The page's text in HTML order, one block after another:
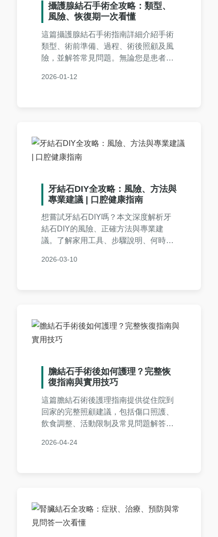
攝護腺結石手術全攻略：類型、
風險、恢復期一次看懂
這篇攝護腺結石手術指南詳細介紹手術
類型、術前準備、過程、術後照顧及風
險，並解答常見問題。無論您是患者或
明智決定。內容基於醫學知識，提供真
2026-01-12
牙結石DIY全攻略：風險、方法與
專業建議 | 口腔健康指南
想嘗試牙結石DIY嗎？本文深度解析牙
結石DIY的風險、正確方法與專業建
議。了解家用工具、步驟說明、何時該
腔傷害。文章涵蓋牙結石形成原因、
2026-03-10
膽結石手術後如何護理？完整恢
復指南與實用技巧
這篇膽結石術後護理指南提供從住院到
回家的完整照顧建議，包括傷口照護、
飲食調整、活動限制及常見問題解答。
內容基於專業醫療知識和實際經驗，適
2026-04-24